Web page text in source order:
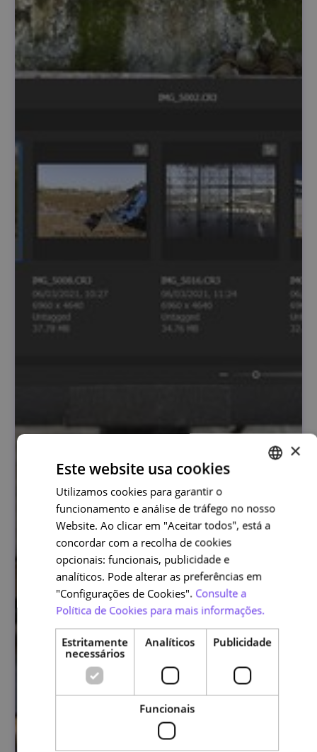
ENGLISH
×
Este website usa cookies
Utilizamos cookies para garantir o
funcionamento e análise de tráfego no nosso
Website. Ao clicar em "Aceitar todos", está a
concordar com a recolha de cookies
opcionais: funcionais, publicidade e
analíticos. Pode alterar as preferências em
"Configurações de Cookies". Consulte a
Política de Cookies para mais informações.
Estritamente
necessários
Analíticos Publicidade
Funcionais